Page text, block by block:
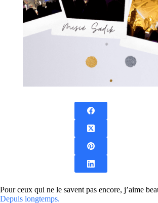
Pour ceux qui ne le savent pas encore, j’aime
Depuis longtemps.